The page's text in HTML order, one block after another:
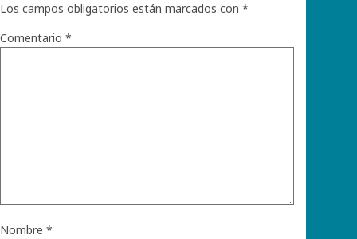
Los campos obligatorios están marcados con *
Comentario *
Nombre *